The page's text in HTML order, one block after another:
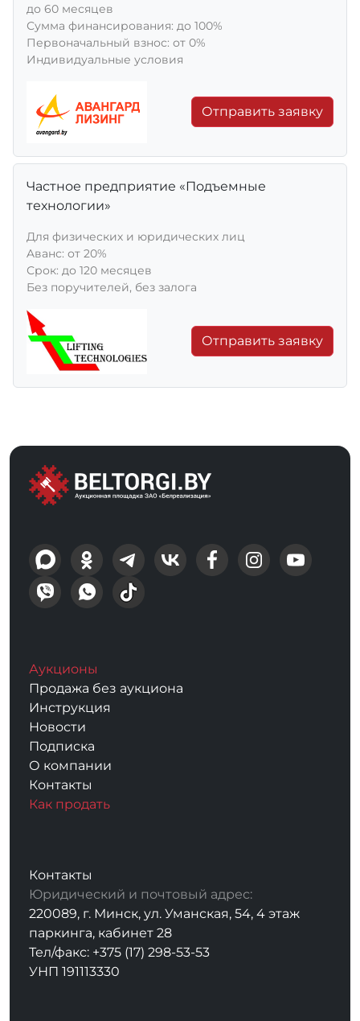
до 60 месяцев
Сумма финансирования: до 100%
Первоначальный взнос: от 0%
Индивидуальные условия
Отправить заявку
Частное предприятие «Подъемные
технологии»
Для физических и юридических лиц
Aванс: от 20%
Срок: до 120 месяцев
Без поручителей, без залога
Отправить заявку
Аукционы
Продажа без аукциона
Инструкция
Новости
Подписка
О компании
Контакты
Как продать
Контакты
Юридический и почтовый адрес:
220089, г. Минск, ул. Уманская, 54, 4 этаж
паркинга, кабинет 28
Тел/факс: +375 (17) 298-53-53
УНП 191113330